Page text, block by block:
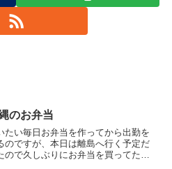
のお弁当
たい毎日お弁当を作ってから出勤を
のですが、本日は離島へ行く予定だ
ので久しぶりにお弁当を買ってたべ